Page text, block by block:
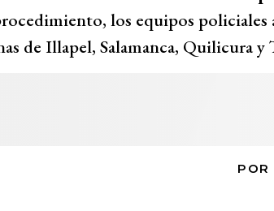
los equipos policiales
de Illapel, Salamanca, Quilicura y
POR